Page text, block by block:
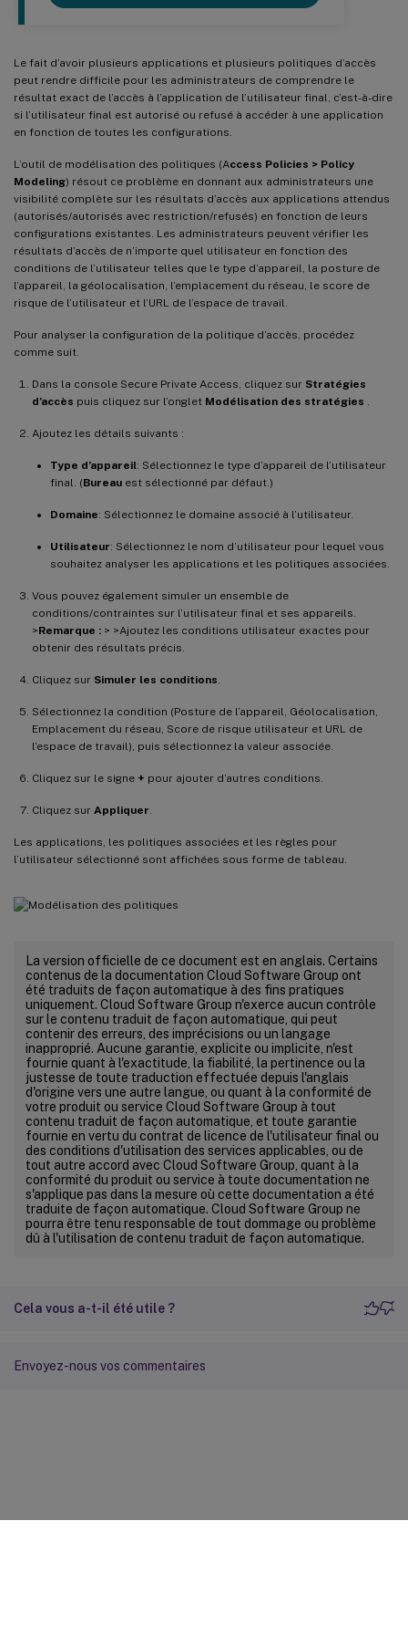
Le fait d’avoir plusieurs applications et plusieurs politiques d’accès
peut rendre difficile pour les administrateurs de comprendre le
résultat exact de l’accès à l’application de l’utilisateur final, c’est-à-dire
si l’utilisateur final est autorisé ou refusé à accéder à une application
en fonction de toutes les configurations.
L’outil de modélisation des politiques (Access Policies > Policy
Modeling) résout ce problème en donnant aux administrateurs une
visibilité complète sur les résultats d’accès aux applications attendus
(autorisés/autorisés avec restriction/refusés) en fonction de leurs
configurations existantes. Les administrateurs peuvent vérifier les
résultats d’accès de n’importe quel utilisateur en fonction des
conditions de l’utilisateur telles que le type d’appareil, la posture de
l’appareil, la géolocalisation, l’emplacement du réseau, le score de
risque de l’utilisateur et l’URL de l’espace de travail.
Pour analyser la configuration de la politique d’accès, procédez
comme suit.
Dans la console Secure Private Access, cliquez sur Stratégies
d’accès puis cliquez sur l’onglet Modélisation des stratégies
Ajoutez les détails suivants :
Type d’appareil: Sélectionnez le type d’appareil de l’utilisateur
final. (Bureau est sélectionné par défaut.)
Domaine: Sélectionnez le domaine associé à l’utilisateur.
Utilisateur: Sélectionnez le nom d’utilisateur pour lequel vous
souhaitez analyser les applications et les politiques associées.
Vous pouvez également simuler un ensemble de
conditions/contraintes sur l’utilisateur final et ses appareils.
>Remarque : > >Ajoutez les conditions utilisateur exactes pour
obtenir des résultats précis.
Cliquez sur Simuler les conditions
Sélectionnez la condition (Posture de l’appareil, Géolocalisation,
Emplacement du réseau, Score de risque utilisateur et URL de
l’espace de travail), puis sélectionnez la valeur associée.
Cliquez sur le signe + pour ajouter d’autres conditions.
Cliquez sur Appliquer
Les applications, les politiques associées et les règles pour
l’utilisateur sélectionné sont affichées sous forme de tableau.
La version officielle de ce document est en anglais. Certains
contenus de la documentation Cloud Software Group ont
été traduits de façon automatique à des fins pratiques
uniquement. Cloud Software Group n'exerce aucun contrôle
sur le contenu traduit de façon automatique, qui peut
contenir des erreurs, des imprécisions ou un langage
inapproprié. Aucune garantie, explicite ou implicite, n'est
fournie quant à l'exactitude, la fiabilité, la pertinence ou la
justesse de toute traduction effectuée depuis l'anglais
d'origine vers une autre langue, ou quant à la conformité de
votre produit ou service Cloud Software Group à tout
contenu traduit de façon automatique, et toute garantie
fournie en vertu du contrat de licence de l'utilisateur final ou
des conditions d'utilisation des services applicables, ou de
tout autre accord avec Cloud Software Group, quant à la
conformité du produit ou service à toute documentation ne
s'applique pas dans la mesure où cette documentation a été
traduite de façon automatique. Cloud Software Group ne
pourra être tenu responsable de tout dommage ou problème
dû à l'utilisation de contenu traduit de façon automatique.
Cela vous a-t-il été utile ?
Envoyez-nous vos commentaires